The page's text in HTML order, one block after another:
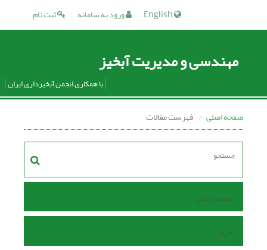
ثبت نام ورود به سامانه
مهندسی و مدیریت آبخیز
با همکاری انجمن آبخیزداری ایران
صفحه اصلی فهرست مقالات
صفحه اصلی
مرور